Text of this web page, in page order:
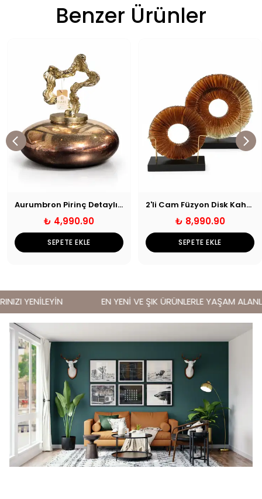
Benzer Ürünler
Aurumbron Pirinç Detaylı Cam Yuvarlak Obje
₺ 4,990.90
SEPETE EKLE
2'li Cam Füzyon Disk Kahverengi
₺ 8,990.90
SEPETE EKLE
YENİLEYİN EN YENİ VE ŞIK ÜRÜNLERLE YAŞAM